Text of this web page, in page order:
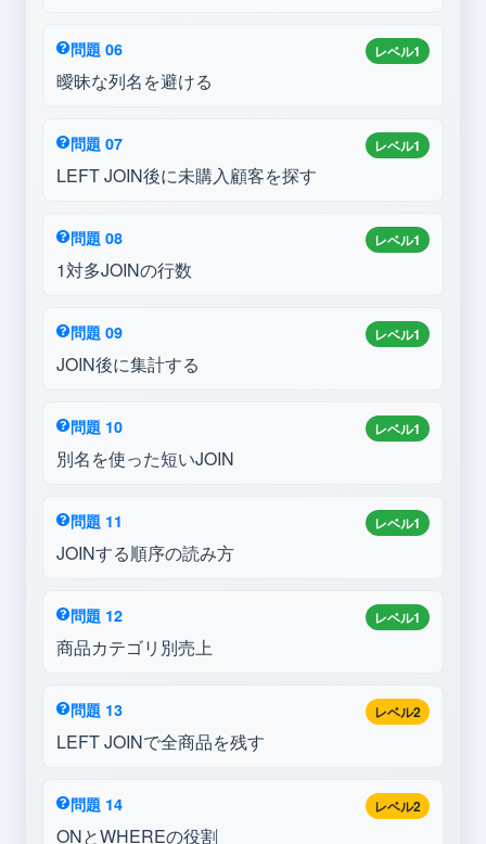
レベル1
問題 06
曖昧な列名を避ける
レベル1
問題 07
LEFT JOIN後に未購入顧客を探す
レベル1
問題 08
1対多JOINの行数
レベル1
問題 09
JOIN後に集計する
レベル1
問題 10
別名を使った短いJOIN
レベル1
問題 11
JOINする順序の読み方
レベル1
問題 12
商品カテゴリ別売上
レベル2
問題 13
LEFT JOINで全商品を残す
レベル2
問題 14
ONとWHEREの役割